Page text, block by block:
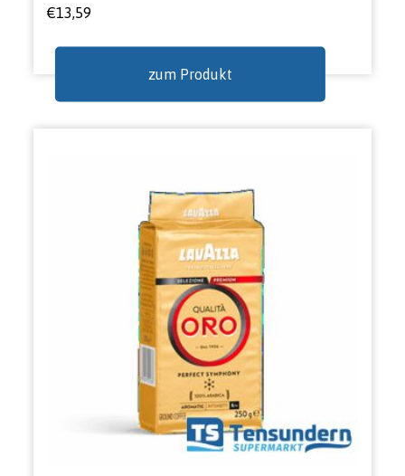
€13,59
zum Produkt